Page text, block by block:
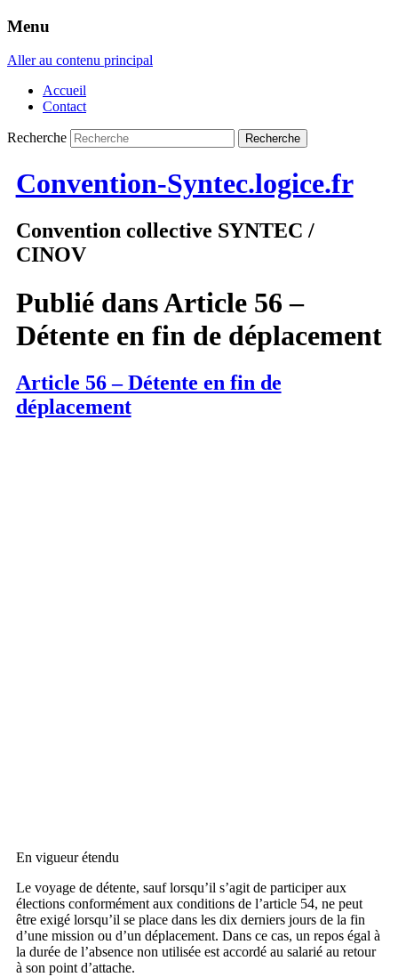
Menu
Aller au contenu principal
Accueil
Contact
Recherche
Convention-Syntec.logice.fr
Convention collective SYNTEC /
CINOV
Publié dansArticle 56 –
Détente en fin de déplacement
Article 56 – Détente en fin de
déplacement
En vigueur étendu
Le voyage de détente, sauf lorsqu’il s’agit de participer aux
élections conformément aux conditions de l’article 54, ne peut
être exigé lorsqu’il se place dans les dix derniers jours de la fin
d’une mission ou d’un déplacement. Dans ce cas, un repos égal à
la durée de l’absence non utilisée est accordé au salarié au retour
à son point d’attache.